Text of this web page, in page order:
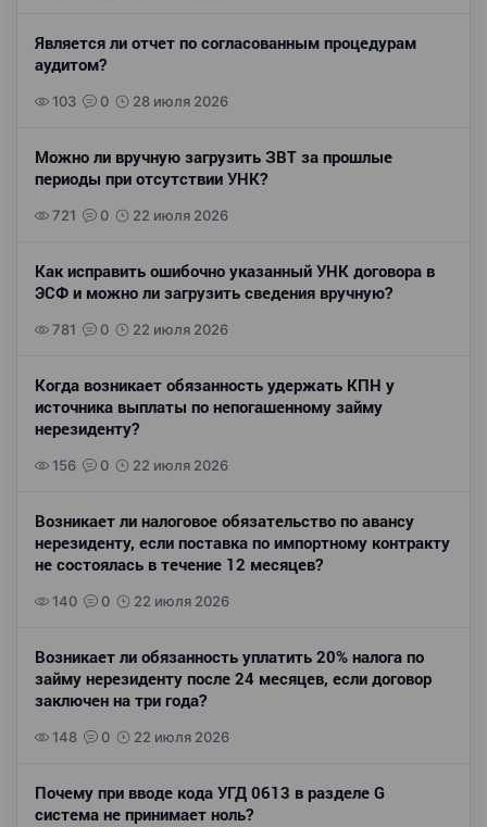
Является ли отчет по согласованным процедурам
аудитом?
103 0 28 июля 2026
Можно ли вручную загрузить ЗВТ за прошлые
периоды при отсутствии УНК?
721 0 22 июля 2026
Как исправить ошибочно указанный УНК договора в
ЭСФ и можно ли загрузить сведения вручную?
781 0 22 июля 2026
Когда возникает обязанность удержать КПН у
источника выплаты по непогашенному займу
нерезиденту?
156 0 22 июля 2026
Возникает ли налоговое обязательство по авансу
нерезиденту, если поставка по импортному контракту
не состоялась в течение 12 месяцев?
140 0 22 июля 2026
Возникает ли обязанность уплатить 20% налога по
займу нерезиденту после 24 месяцев, если договор
заключен на три года?
148 0 22 июля 2026
Почему при вводе кода УГД 0613 в разделе G
система не принимает ноль?